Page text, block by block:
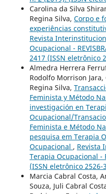
Carolina da Silva
Regina Silva, Corpo e
experiências
Revista
Ocupacional -
2417 (ISSN eletrônico
Almedra Herrera
Rodolfo Morrison
Regina Silva,
Feminista y Método
investigación en
Ocupacional/
Feminista e Método
pesquisa em Terapia
Ocupacional , Revista
Terapia Ocupacional -
(ISSN eletrônico 2526-
Marcia Cabral Costa,
Souza, Juli Cabral